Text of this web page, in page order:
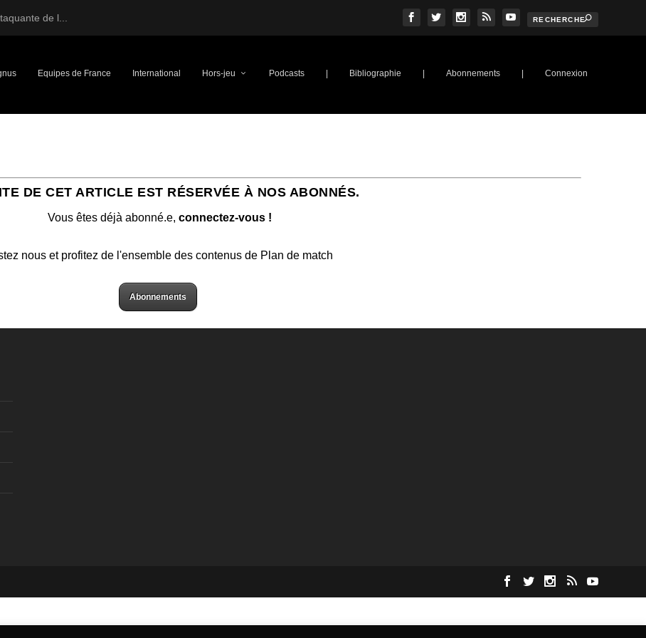
de l...
Equipes de France International Hors-jeu Podcasts Bibliographie Abonnements Connexion
DE CET ARTICLE EST RÉSERVÉE À NOS ABONNÉS.
Vous êtes déjà abonné.e, connectez-vous !
nous et profitez de l'ensemble des contenus de Plan de match
Abonnements